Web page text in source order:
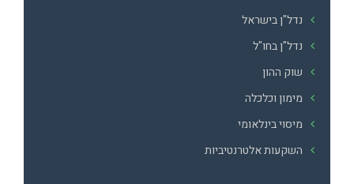
נדל"ן בישראל
נדל"ן בחו"ל
שוק ההון
מימון וכלכלה
מיסוי בינלאומי
השקעות אלטרנטיביות